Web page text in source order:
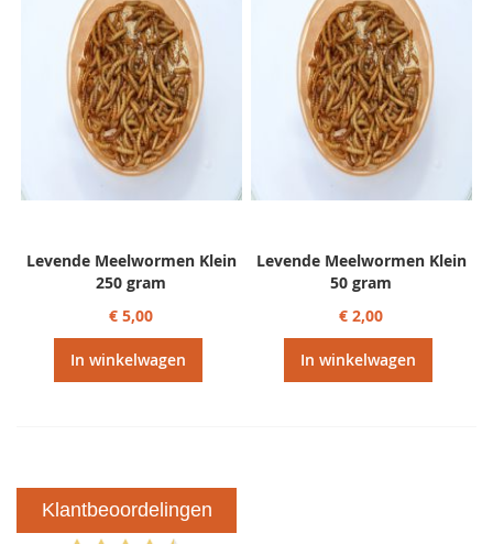
Levende Meelwormen Klein
250 gram
€ 5,00
In winkelwagen
Levende Meelwormen Klein
50 gram
€ 2,00
In winkelwagen